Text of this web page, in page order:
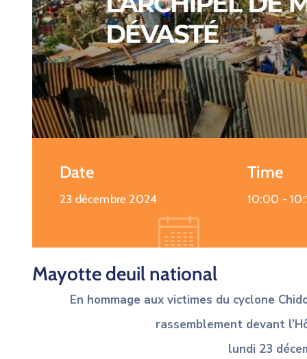
Date
23 décembre 2024
Time
10:00 -
Mayotte deuil national
En hommage aux victimes du cyclone
rassemblement devant
lundi 23